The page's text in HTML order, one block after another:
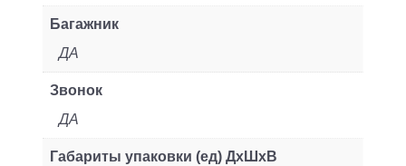
Багажник
ДА
Звонок
ДА
Габариты упаковки (ед) ДхШхВ